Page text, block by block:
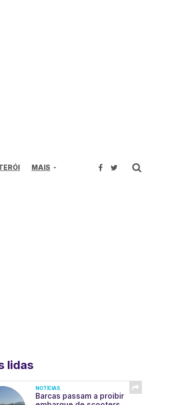
MAIS
lidas
NOTÍCIAS
Barcas passam a proibir